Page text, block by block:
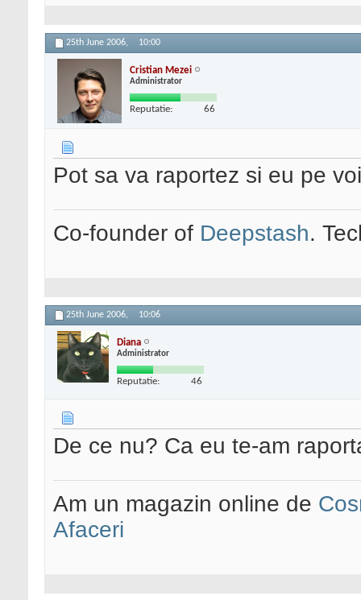
25th June 2006, 10:00
Cristian Mezei
Administrator
Reputatie: 66
Pot sa va raportez si eu pe
Co-founder of Deepstash.
25th June 2006, 10:06
Diana
Administrator
Reputatie: 46
De ce nu? Ca eu te-am
Am un magazin online de
Afaceri